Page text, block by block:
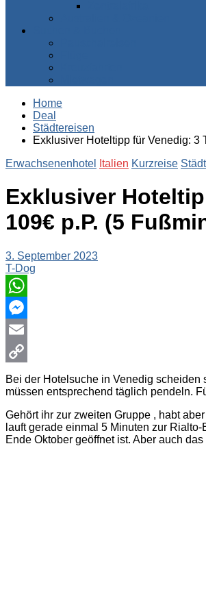
Home
Deal
Städtereisen
Exklusiver Hoteltipp für Venedig: 3
Erwachsenenhotel
Italien Kurzreise
Exklusiver
109€ p.P. (5
3. September 2023
T-Dog
WhatsApp
Messenger
Email
Copy
Link
Bei der Hotelsuche in Venedig
müssen entsprechend täglich pendeln.
Gehört ihr zur zweiten Gruppe , habt
lauft gerade einmal 5 Minuten zur
Ende Oktober geöffnet ist. Aber auch